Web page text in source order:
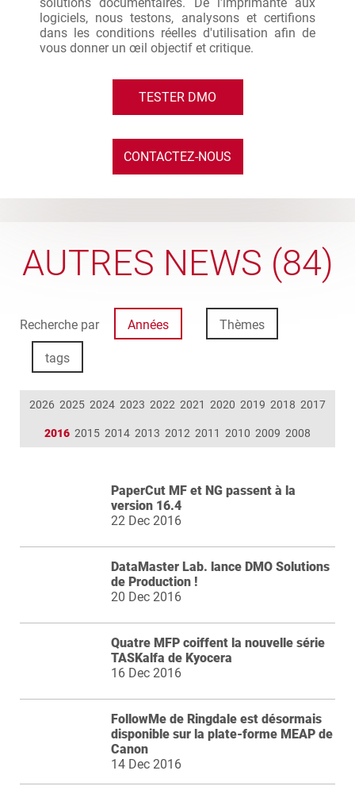
logiciels, nous testons, analysons et certifions
dans les conditions réelles d'utilisation afin de
vous donner un œil objectif et critique.
TESTER DMO
CONTACTEZ-NOUS
AUTRES NEWS (84)
Recherche par Années Thèmes
tags
2026 2025 2024 2023 2022 2021 2020 2019 2018 2017
2016 2015 2014 2013 2012 2011 2010 2009 2008
PaperCut MF et NG passent à la
version 16.4
22 Dec 2016
DataMaster Lab. lance DMO Solutions
de Production !
20 Dec 2016
Quatre MFP coiffent la nouvelle série
TASKalfa de Kyocera
16 Dec 2016
FollowMe de Ringdale est désormais
disponible sur la plate-forme MEAP de
Canon
14 Dec 2016